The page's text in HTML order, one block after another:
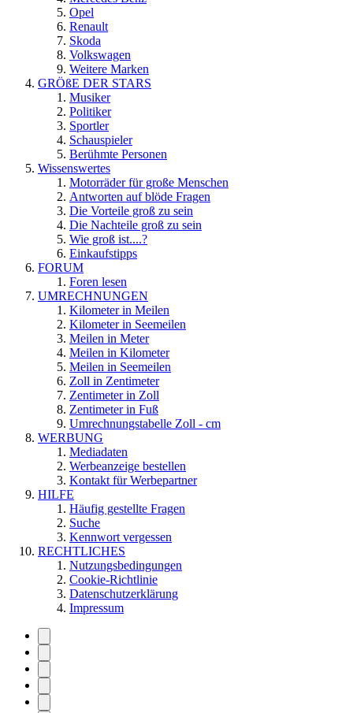
Opel
Renault
Skoda
Volkswagen
Weitere Marken
GRÖßE DER STARS
Musiker
Politiker
Sportler
Schauspieler
Berühmte Personen
Wissenswertes
Motorräder für große Menschen
Antworten auf blöde Fragen
Die Vorteile groß zu sein
Die Nachteile groß zu sein
Wie groß ist....?
Einkaufstipps
FORUM
Foren lesen
UMRECHNUNGEN
Kilometer in Meilen
Kilometer in Seemeilen
Meilen in Meter
Meilen in Kilometer
Meilen in Seemeilen
Zoll in Zentimeter
Zentimeter in Zoll
Zentimeter in Fuß
Umrechnungstabelle Zoll - cm
WERBUNG
Mediadaten
Werbeanzeige bestellen
Kontakt für Werbepartner
HILFE
Häufig gestellte Fragen
Suche
Kennwort vergessen
RECHTLICHES
Nutzungsbedingungen
Cookie-Richtlinie
Datenschutzerklärung
Impressum